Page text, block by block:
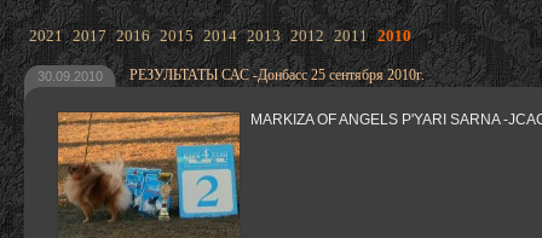
2021 2017 2016 2015 2014 2013 2012 2011 2010
30.09.2010 РЕЗУЛЬТАТЫ САС -Донбасс 25 сентября 2010г.
MARKIZA OF ANGELS P'YARI SARNA -